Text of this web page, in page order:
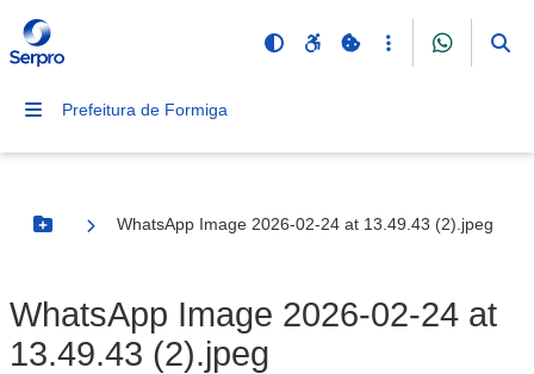
Prefeitura de Formiga
Botão Menu
WhatsApp Image 2026-02-24 at 13.49.43 (2).jpeg
WhatsApp Image 2026-02-24 at
13.49.43 (2).jpeg